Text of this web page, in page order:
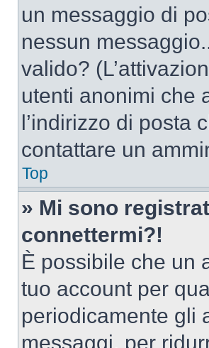
un messaggio di
nessun
valido?
utenti anonimi che
l’indirizzo di posta
contattare un
Top
» Mi sono
connettermi?!
È possibile che un
tuo account per
periodicamente gli
messaggi, per